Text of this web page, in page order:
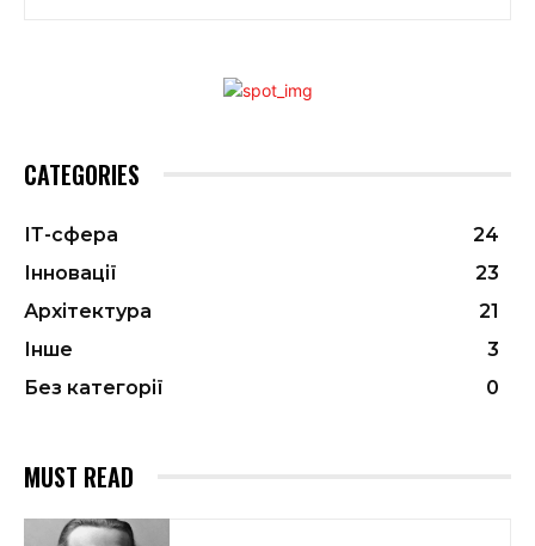
CATEGORIES
ІТ-сфера
24
Інновації
23
Архітектура
21
Інше
3
Без категорії
0
MUST READ